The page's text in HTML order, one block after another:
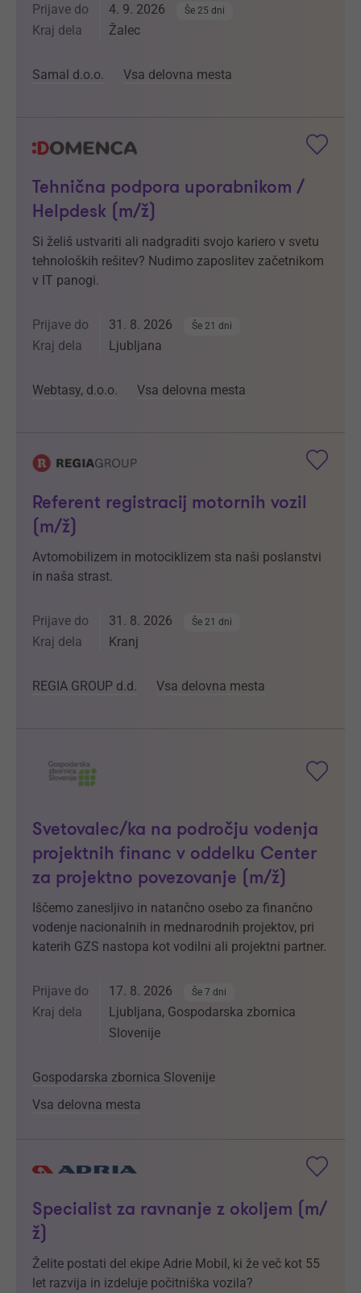
Prijave do 4. 9. 2026 Še 25 dni
Kraj dela Žalec
Samal d.o.o. Vsa delovna mesta
Tehnična podpora uporabnikom /
Helpdesk (m/ž)
Si želiš ustvariti ali nadgraditi svojo kariero v svetu
tehnoloških rešitev? Nudimo zaposlitev začetnikom
v IT panogi.
Prijave do 31. 8. 2026 Še 21 dni
Kraj dela Ljubljana
Webtasy, d.o.o. Vsa delovna mesta
Referent registracij motornih vozil
(m/ž)
Avtomobilizem in motociklizem sta naši poslanstvi
in naša strast.
Prijave do 31. 8. 2026 Še 21 dni
Kraj dela Kranj
REGIA GROUP d.d. Vsa delovna mesta
Svetovalec/ka na področju vodenja
projektnih financ v oddelku Center
za projektno povezovanje (m/ž)
Iščemo zanesljivo in natančno osebo za finančno
vodenje nacionalnih in mednarodnih projektov, pri
katerih GZS nastopa kot vodilni ali projektni partner.
Prijave do 17. 8. 2026 Še 7 dni
Kraj dela
Ljubljana, Gospodarska zbornica
Slovenije
Gospodarska zbornica Slovenije
Vsa delovna mesta
Specialist za ravnanje z okoljem (m/
ž)
Želite postati del ekipe Adrie Mobil, ki že več kot 55
let razvija in izdeluje počitniška vozila?